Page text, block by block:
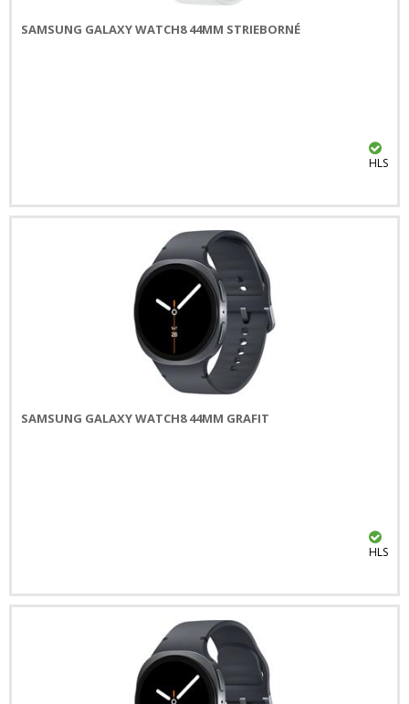
SAMSUNG GALAXY WATCH8 44MM STRIEBORNÉ
HLS
SAMSUNG GALAXY WATCH8 44MM GRAFIT
HLS